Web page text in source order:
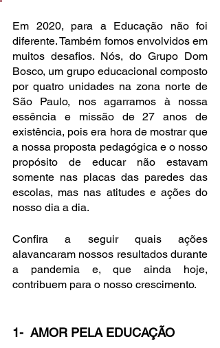
Em 2020, para a Educação não foi
diferente. Também fomos envolvidos em
muitos desafios. Nós, do Grupo Dom
Bosco, um grupo educacional composto
por quatro unidades na zona norte de
São Paulo, nos agarramos à nossa
essência e missão de 27 anos de
existência, pois era hora de mostrar que
a nossa proposta pedagógica e o nosso
propósito de educar não estavam
somente nas placas das paredes das
escolas, mas nas atitudes e ações do
nosso dia a dia.
Confira a seguir quais ações
alavancaram nossos resultados durante
a pandemia e, que ainda hoje,
contribuem para o nosso crescimento.
1-  AMOR PELA EDUCAÇÃO